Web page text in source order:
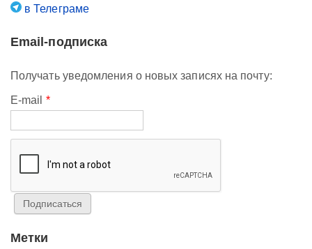
в Телеграме
Email-подписка
Получать уведомления о новых записях на почту:
E-mail *
Метки